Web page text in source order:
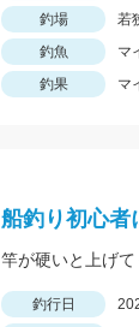
釣場
若
釣魚
マ
釣果
マ
船釣り初心
竿が硬いと上げ
釣行日